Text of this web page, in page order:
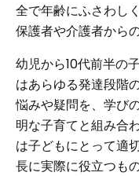
全で年齢にふさわし
保護者や介護者から
幼児から10代前半の
はあらゆる発達段階
悩みや疑問を、学び
明な子育てと組み合
は子どもにとって適
長に実際に役立つも